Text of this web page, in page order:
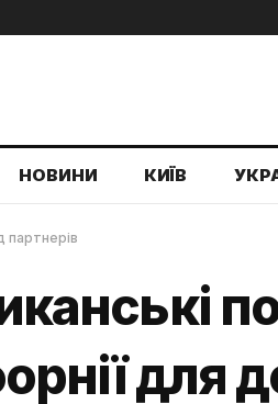
НОВИНИ КИЇВ
партнерів
для